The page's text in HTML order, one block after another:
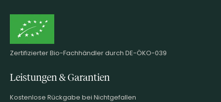
Zertifizierter Bio-Fachhändler durch DE-ÖKO-039
Leistungen & Garantien
Kostenlose Rückgabe bei Nichtgefallen